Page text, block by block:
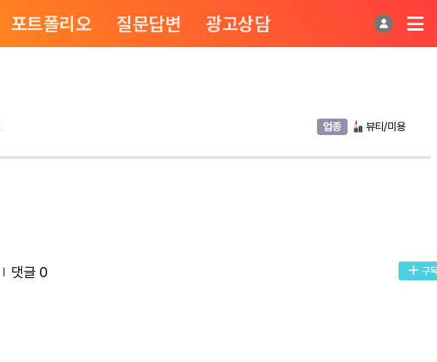
포트폴리오 질문답변 광고상담
업종 뷰티/미용
댓글 0 구독